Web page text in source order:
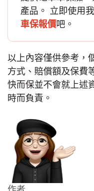
產品。 立即使用
車保報價吧。
以上內容僅供參考，
方式、賠償額及保費
快而保並不會就上述
時而負責。